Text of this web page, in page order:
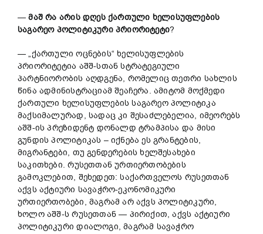
—მაშ რა არის დღეს ქართული ხელისუფლების
საგარეო პოლიტიკური პრიორიტეტი?
— „ქართული ოცნების“ ხელისუფლების
პრიორიტეტია აშშ-სთან სტრატეგიული
პარტნიორობის აღდგენა, რომელიც თეთრი სახლის
წინა ადმინისტრაციამ შეაჩერა. ამიტომ მოქმედი
ქართული ხელისუფლების საგარეო პოლიტიკა
მაქსიმალურად, სადაც კი შესაძლებელია, იმეორებს
აშშ-ის პრეზიდენტ დონალდ ტრამპისა და მისი
გუნდის პოლიტიკას – იქნება ეს გრანტების,
მიგრანტები, თუ გენდერების ხელშესახები
საკითხები. რუსეთთან ურთიერთობების
გამოკლებით, შეხედეთ: საქართველოს რუსეთთან
აქვს აქტიური სავაჭრო-ეკონომიკური
ურთიერთობები, მაგრამ არ აქვს პოლიტიკური,
ხოლო აშშ-ს რუსეთთან — პირიქით, აქვს აქტიური
პოლიტიკური დიალოგი, მაგრამ სავაჭრო